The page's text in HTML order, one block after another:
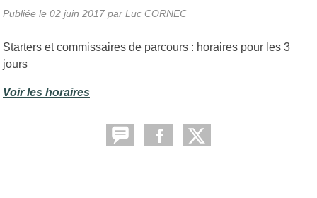
Publiée le 02 juin 2017 par Luc CORNEC
Starters et commissaires de parcours : horaires pour les 3
jours
Voir les horaires